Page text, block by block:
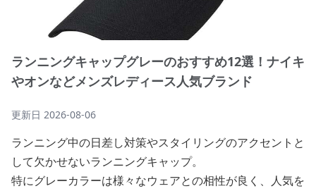
ランニングキャップグレーのおすすめ12選！ナイキ
やオンなどメンズレディース人気ブランド
更新日 2026-08-06
ランニング中の日差し対策やスタイリングのアクセントと
して欠かせないランニングキャップ。
特にグレーカラーは様々なウェアとの相性が良く、人気を